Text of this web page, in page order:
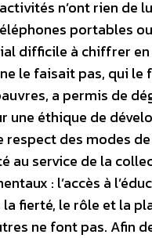
n’ont rien de
portables
difficile à chiffrer
le faisait pas, qui
a permis de
une éthique de
des modes
au service de la
: l’accès à
fierté, le rôle et la
ne font pas. Afin